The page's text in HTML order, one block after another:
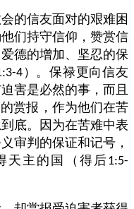
的信友面对的艰难困
们持守信仰，赞赏信
德的增加、坚忍的保
4）。保禄更向信友
害是必然的事，而且
赏报，作为他们在苦
底。因为在苦难中表
审判的保证和记号，
天主的国（得后1:5-